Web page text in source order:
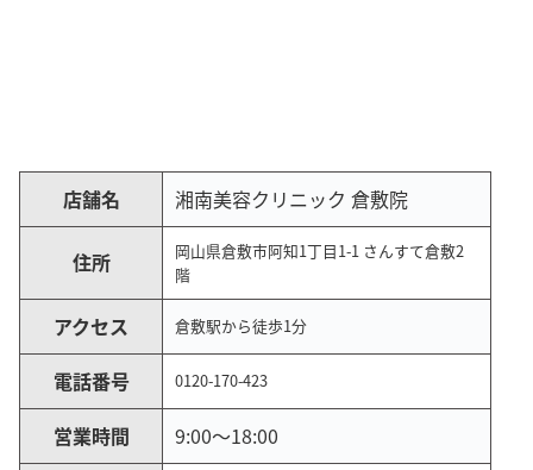
店舗名 湘南美容クリニック 倉敷院
住所
岡山県倉敷市阿知1丁目1-1 さんすて倉敷2
階
アクセス 倉敷駅から徒歩1分
電話番号 0120-170-423
営業時間
9:00～18:00